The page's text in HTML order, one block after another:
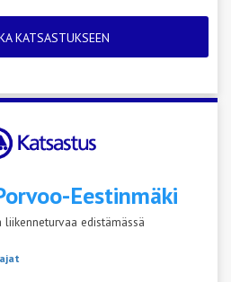
KATSASTUKSEEN
Eestinmäki
edistämässä